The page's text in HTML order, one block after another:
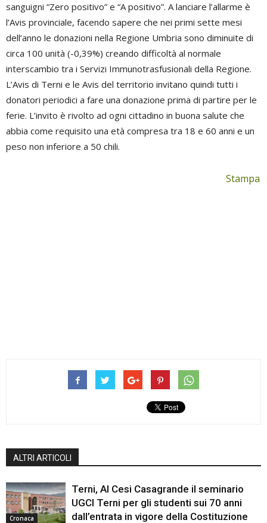
sanguigni “Zero positivo” e “A positivo”. A lanciare l’allarme è
l’Avis provinciale, facendo sapere che nei primi sette mesi
dell’anno le donazioni nella Regione Umbria sono diminuite di
circa 100 unità (-0,39%) creando difficoltà al normale
interscambio tra i Servizi Immunotrasfusionali della Regione.
L’Avis di Terni e le Avis del territorio invitano quindi tutti i
donatori periodici a fare una donazione prima di partire per le
ferie. L’invito è rivolto ad ogni cittadino in buona salute che
abbia come requisito una età compresa tra 18 e 60 anni e un
peso non inferiore a 50 chili.
Stampa
ALTRI ARTICOLI
Cronaca
Terni, Al Cesi Casagrande il seminario
UGCI Terni per gli studenti sui 70 anni
dall’entrata in vigore della Costituzione